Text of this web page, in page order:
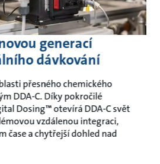
generací
dávkování
přesného chemického
DDA-C. Díky pokročilé
Dosing™ otevírá DDA-C svět
vzdálenou integraci,
čase a chytřejší dohled nad